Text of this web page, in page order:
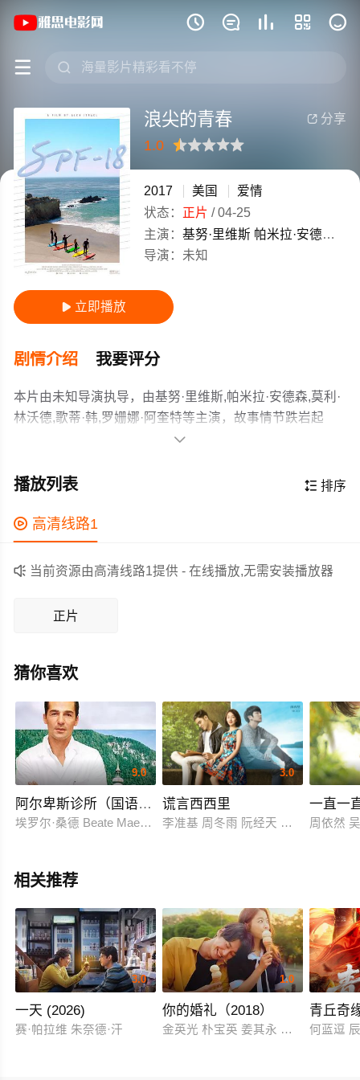
    
 
《浪尖的青春》(2017)美国英语高清电
 分享
浪尖的青春
1.0
很差较差
还行推荐力荐
2017 美国
爱情
状态： 正片 /04-25
主演： 基努·里维斯 帕米拉·安德森
导演： 未知
 立即播放
剧情介绍 我要评分
本片由未知导演执导，由基努·里维斯,帕米拉·安德森,莫利·
林沃德,歌蒂·韩,罗姗娜·阿奎特等主演，故事情节跌岩起
伏、扣人心弦，领广大爱情片爱好者和观众们都期待不
讲述四个洛杉矶青少年在在基努不在家时给他看管别墅，
作为一部 上映的爱情电影，在当期同类题材影片中具有一
定的看点，在演员表现和剧情架构上也都有不错的亮点，
剧情紧凑，角色塑造鲜明，适合喜欢爱情类电影的观众观

 排序
播放列表
 高清线路1
 当前资源由高清线路1提供 - 在线播放,无需安装播放器
正片
猜你喜欢
9.0
阿尔卑斯诊所（国语版）
埃罗尔·桑德 Beate Maes Saskia Valenda
3.0
谎言西西里
李准基 周冬雨 阮经天 热依扎 邢佳栋
一直一
周依然
相关推荐
3.0
一天 (2026)
赛·帕拉维 朱奈德·汗
1.0
你的婚礼（2018）
金英光 朴宝英 姜其永 高圭弼 张成范
青丘奇
何蓝逗